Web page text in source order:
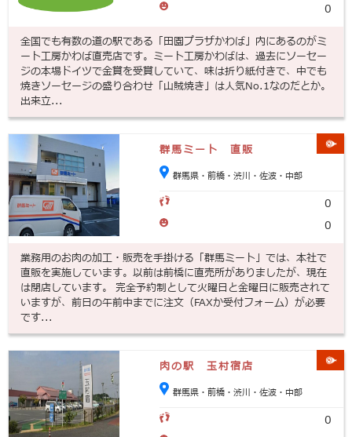
0
全国でも有数の道の駅である「田園プラザかわば」内にあるのがミ
ート工房かわば直売店です。ミート工房かわばは、過去にソーセー
ジの本場ドイツで金賞を受賞していて、味は折り紙付きで、中でも
焼きソーセージの盛り合わせ「山賊焼き」は人気No.1なのだとか。
出来立...
群馬ミート 直販
群馬県・前橋・渋川・佐波・中部
0
0
業務用のお肉の加工・販売を手掛ける「群馬ミート」では、本社で
直販を実施しています。以前は前橋に直売所がありましたが、現在
は閉店しています。 完全予約制として火曜日と金曜日に販売されて
いますが、前日の午前中までに注文（FAXか受付フォーム）が必要
です...
肉の駅 玉村宿店
群馬県・前橋・渋川・佐波・中部
0